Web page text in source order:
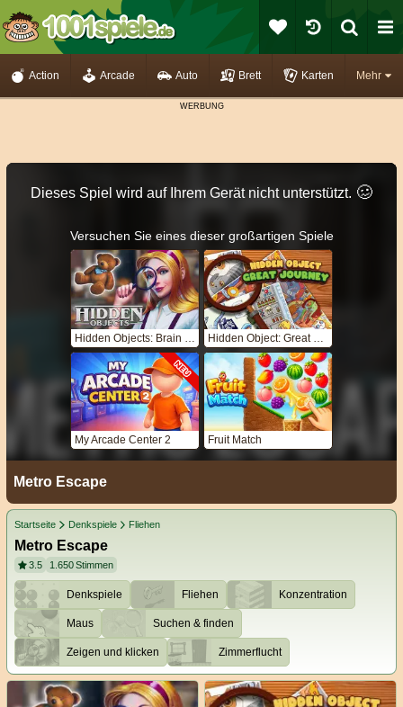
Mehr
Action Arcade Auto Brett Karten
Dieses Spiel wird auf Ihrem Gerät nicht unterstützt. 🥴️
Versuchen Sie eines dieser großartigen Spiele
My Arcade Center 2 Fruit Match
Metro Escape
Startseite Denkspiele Fliehen
Metro Escape
3.5 1.650Stimmen
Denkspiele Fliehen Konzentration
Maus Suchen & finden
Zeigen und klicken Zimmerflucht